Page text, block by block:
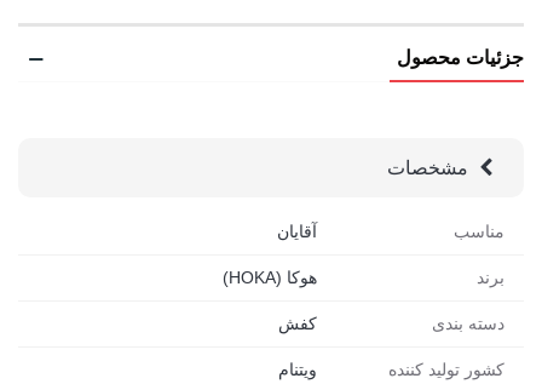
1119393 | بررسی مشخصات فنی
شهری
تکنولوژی Soft Light برای تجربه ای نرم و روان در حرکت
فعالیت های ورزشی
طراحی بندی بدون ساق، سهولت در پوشیدن و آزادی در
حرکت
جزئیات محصول
مشخصات
مناسب آقایان
برند هوکا (HOKA)
دسته بندی کفش
کشور تولید کننده
ویتنام